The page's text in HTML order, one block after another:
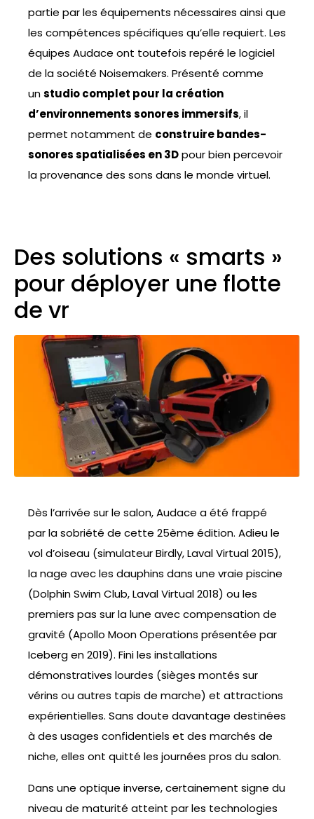
partie par les équipements nécessaires ainsi que
les compétences spécifiques qu’elle requiert. Les
équipes Audace ont toutefois repéré le logiciel
de la société Noisemakers. Présenté comme
unstudio complet pour la création
d’environnements sonores immersifs, il
permet notamment de construire bandes-
sonores spatialisées en 3Dpour bien percevoir
la provenance des sons dans le monde virtuel.
Des solutions « smarts »
pour déployer une flotte
de vr
Dès l’arrivée sur le salon, Audace a été frappé
par la sobriété de cette 25ème édition. Adieu le
vol d’oiseau (simulateur Birdly, Laval Virtual 2015),
la nage avec les dauphins dans une vraie piscine
(Dolphin Swim Club, Laval Virtual 2018) ou les
premiers pas sur la lune avec compensation de
gravité (Apollo Moon Operations présentée par
Iceberg en 2019). Fini les installations
démonstratives lourdes (sièges montés sur
vérins ou autres tapis de marche) et attractions
expérientielles. Sans doute davantage destinées
à des usages confidentiels et des marchés de
niche, elles ont quitté les journées pros du salon.
Dans une optique inverse, certainement signe du
niveau de maturité atteint par les technologies